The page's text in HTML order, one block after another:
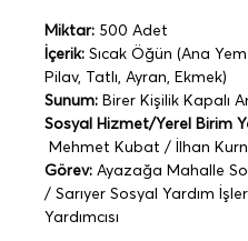
Miktar: 500 Adet
İçerik: Sıcak Öğün (Ana
Pilav, Tatlı, Ayran, Ekmek)
Sunum: Birer Kişilik Kapalı
Sosyal Hizmet/Yerel Birim
Mehmet Kubat / İlhan
Görev: Ayazağa Mahalle
/ Sarıyer Sosyal Yardım
Yardımcısı